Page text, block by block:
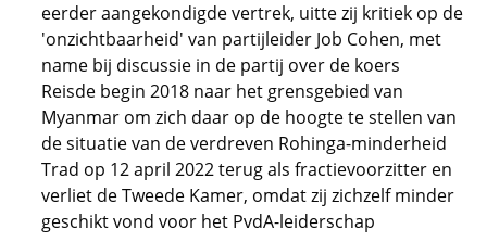
eerder aangekondigde vertrek, uitte zij kritiek op de
'onzichtbaarheid' van partijleider Job Cohen, met
name bij discussie in de partij over de koers
Reisde begin 2018 naar het grensgebied van
Myanmar om zich daar op de hoogte te stellen van
de situatie van de verdreven Rohinga-minderheid
Trad op 12 april 2022 terug als fractievoorzitter en
verliet de Tweede Kamer, omdat zij zichzelf minder
geschikt vond voor het PvdA-leiderschap